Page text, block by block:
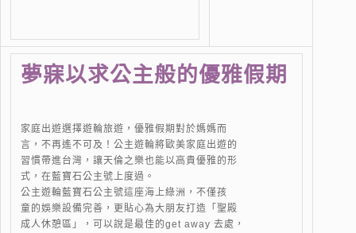
夢寐以求公主般的優雅假期
家庭出遊選擇遊輪旅遊，優雅假期對於媽媽而
言，不再遙不可及！公主遊輪將歐美家庭出遊的
習慣帶進台灣，讓天倫之樂也能以高貴優雅的形
式，在藍寶石公主號上度過。
公主遊輪藍寶石公主號這座海上綠洲，不僅孩
童的娛樂設備完善，更貼心為大朋友打造「聖殿
成人休憩區」，可以說是最佳的get away 去處，